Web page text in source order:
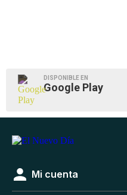
DISPONIBLE EN
Google Play
Mi cuenta